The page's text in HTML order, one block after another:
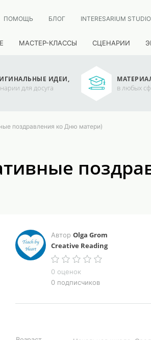
ПОМОЩЬ БЛОГ INTERESARIUM STUDIO
МАСТЕР-КЛАССЫ СЦЕНАРИИ
ИДЕИ,
для досуга в любых
поздравления ко Дню матери)
Автор Olga Grom
Creative Reading
0 оценок
0 подписчиков